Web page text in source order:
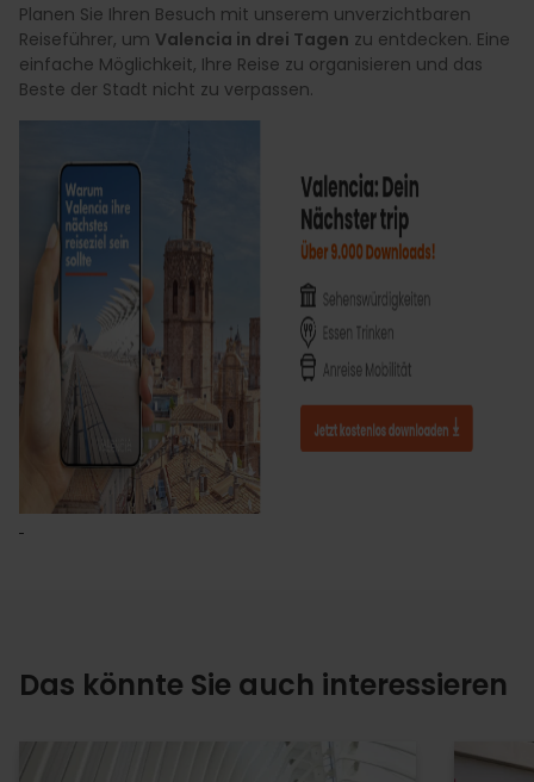
Planen Sie Ihren Besuch mit unserem unverzichtbaren
Reiseführer, um Valencia in drei Tagen zu entdecken. Eine
einfache Möglichkeit, Ihre Reise zu organisieren und das
Beste der Stadt nicht zu verpassen.
Das könnte Sie auch interessieren